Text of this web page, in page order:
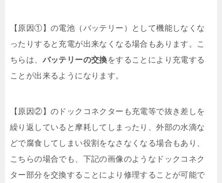
【原因①】の電池（バッテリー）として機能しなくな
ったりすると充電が出来なくなる場合もあります。こ
ちらは、 バッテリーの交換をすることにより充電する
ことが出来るようになります。
【原因②】のドックコネクターも充電等で抜き差しを
繰り返していると摩耗してしまったり、外部の水滴な
どで腐食してしまい役割をなさなくなる場合もあり、
こちらの場合でも、下記の画像のようなドックコネク
ター部分を交換することにより修理することが可能で